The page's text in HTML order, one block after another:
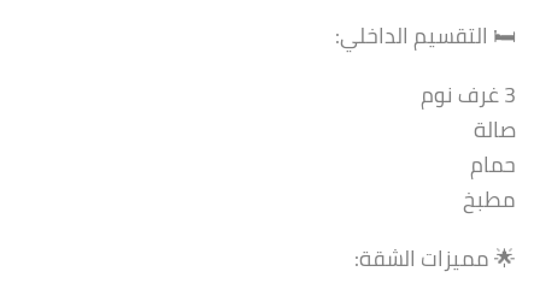
🛏️ التقسيم الداخلي:
3 غرف نوم
صالة
حمام
مطبخ
🌟 مميزات الشقة: